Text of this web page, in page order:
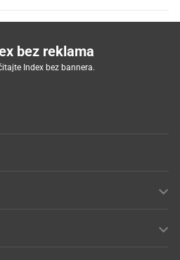
bez reklama
Index bez bannera.